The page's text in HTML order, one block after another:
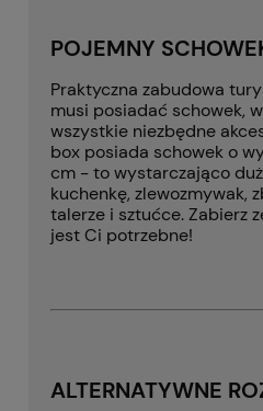
POJEMNY
Praktyczna zabudowa
musi posiadać schowek,
wszystkie niezbędne
box posiada schowek o
cm - to wystarczająco
kuchenkę, zlewozmywak,
talerze i sztućce. Zabierz
jest Ci potrzebne!
ALTERNATYWNE